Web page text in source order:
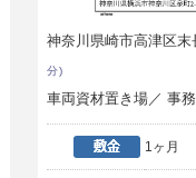
神奈川県崎市高津区
分)
車両資材置き場／
1ヶ月